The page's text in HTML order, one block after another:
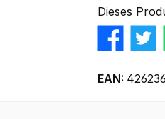
Dieses
EAN: